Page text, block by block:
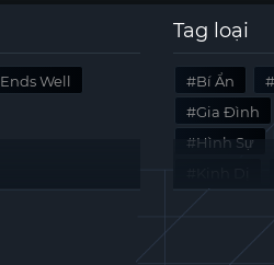
Well
Tag loại
Bí Ẩn
Gia Đình
Hình Sự
Tài Liệu